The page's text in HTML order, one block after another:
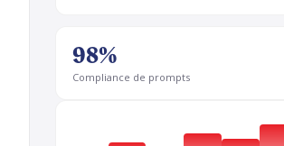
98%
Compliance de prompts